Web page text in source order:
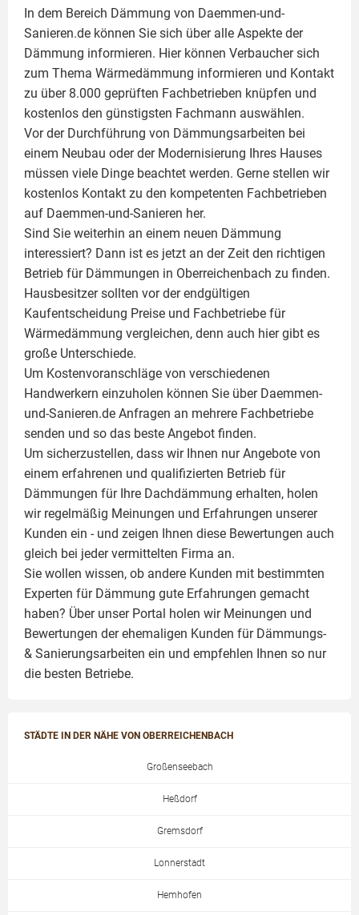
In dem Bereich Dämmung von Daemmen-und-
Sanieren.de können Sie sich über alle Aspekte der
Dämmung informieren. Hier können Verbaucher sich
zum Thema Wärmedämmung informieren und Kontakt
zu über 8.000 geprüften Fachbetrieben knüpfen und
kostenlos den günstigsten Fachmann auswählen.
Vor der Durchführung von Dämmungsarbeiten bei
einem Neubau oder der Modernisierung Ihres Hauses
müssen viele Dinge beachtet werden. Gerne stellen wir
kostenlos Kontakt zu den kompetenten Fachbetrieben
auf Daemmen-und-Sanieren her.
Sind Sie weiterhin an einem neuen Dämmung
interessiert? Dann ist es jetzt an der Zeit den richtigen
Betrieb für Dämmungen in Oberreichenbach zu finden.
Hausbesitzer sollten vor der endgültigen
Kaufentscheidung Preise und Fachbetriebe für
Wärmedämmung vergleichen, denn auch hier gibt es
große Unterschiede.
Um Kostenvoranschläge von verschiedenen
Handwerkern einzuholen können Sie über Daemmen-
und-Sanieren.de Anfragen an mehrere Fachbetriebe
senden und so das beste Angebot finden.
Um sicherzustellen, dass wir Ihnen nur Angebote von
einem erfahrenen und qualifizierten Betrieb für
Dämmungen für Ihre Dachdämmung erhalten, holen
wir regelmäßig Meinungen und Erfahrungen unserer
Kunden ein - und zeigen Ihnen diese Bewertungen auch
gleich bei jeder vermittelten Firma an.
Sie wollen wissen, ob andere Kunden mit bestimmten
Experten für Dämmung gute Erfahrungen gemacht
haben? Über unser Portal holen wir Meinungen und
Bewertungen der ehemaligen Kunden für Dämmungs-
& Sanierungsarbeiten ein und empfehlen Ihnen so nur
die besten Betriebe.
STÄDTE IN DER NÄHE VON OBERREICHENBACH
Großenseebach
Heßdorf
Gremsdorf
Lonnerstadt
Hemhofen